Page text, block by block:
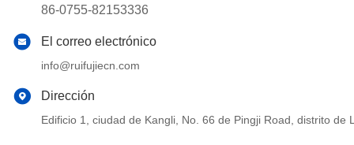
86-0755-82153336
El correo electrónico
info@ruifujiecn.com
Dirección
Edificio 1, ciudad de Kangli, No. 66 de Pingji Road, distrito